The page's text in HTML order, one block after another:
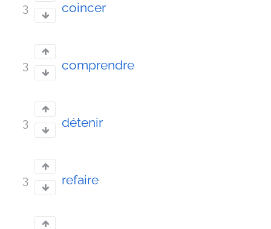
3 coincer
3 comprendre
3 détenir
3 refaire